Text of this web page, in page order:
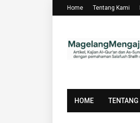
Home Tentang Kami
HOME TENTANG